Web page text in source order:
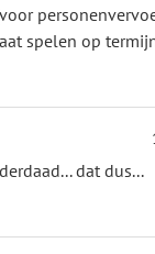
spelen op
dat dus...